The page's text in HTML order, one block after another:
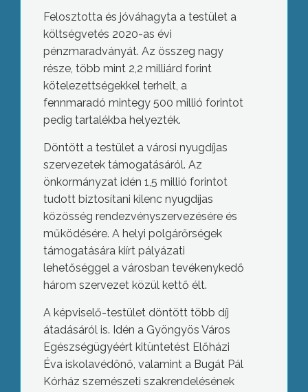
Felosztotta és jóváhagyta a testület a
költségvetés 2020-as évi
pénzmaradványát. Az összeg nagy
része, több mint 2,2 milliárd forint
kötelezettségekkel terhelt, a
fennmaradó mintegy 500 millió forintot
pedig tartalékba helyezték.
Döntött a testület a városi nyugdíjas
szervezetek támogatásáról. Az
önkormányzat idén 1,5 millió forintot
tudott biztosítani kilenc nyugdíjas
közösség rendezvényszervezésére és
működésére. A helyi polgárőrségek
támogatására kiírt pályázati
lehetőséggel a városban tevékenykedő
három szervezet közül kettő élt.
A képviselő-testület döntött több díj
átadásáról is. Idén a Gyöngyös Város
Egészségügyéért kitüntetést Előházi
Éva iskolavédőnő, valamint a Bugát Pál
Kórház szemészeti szakrendelésének